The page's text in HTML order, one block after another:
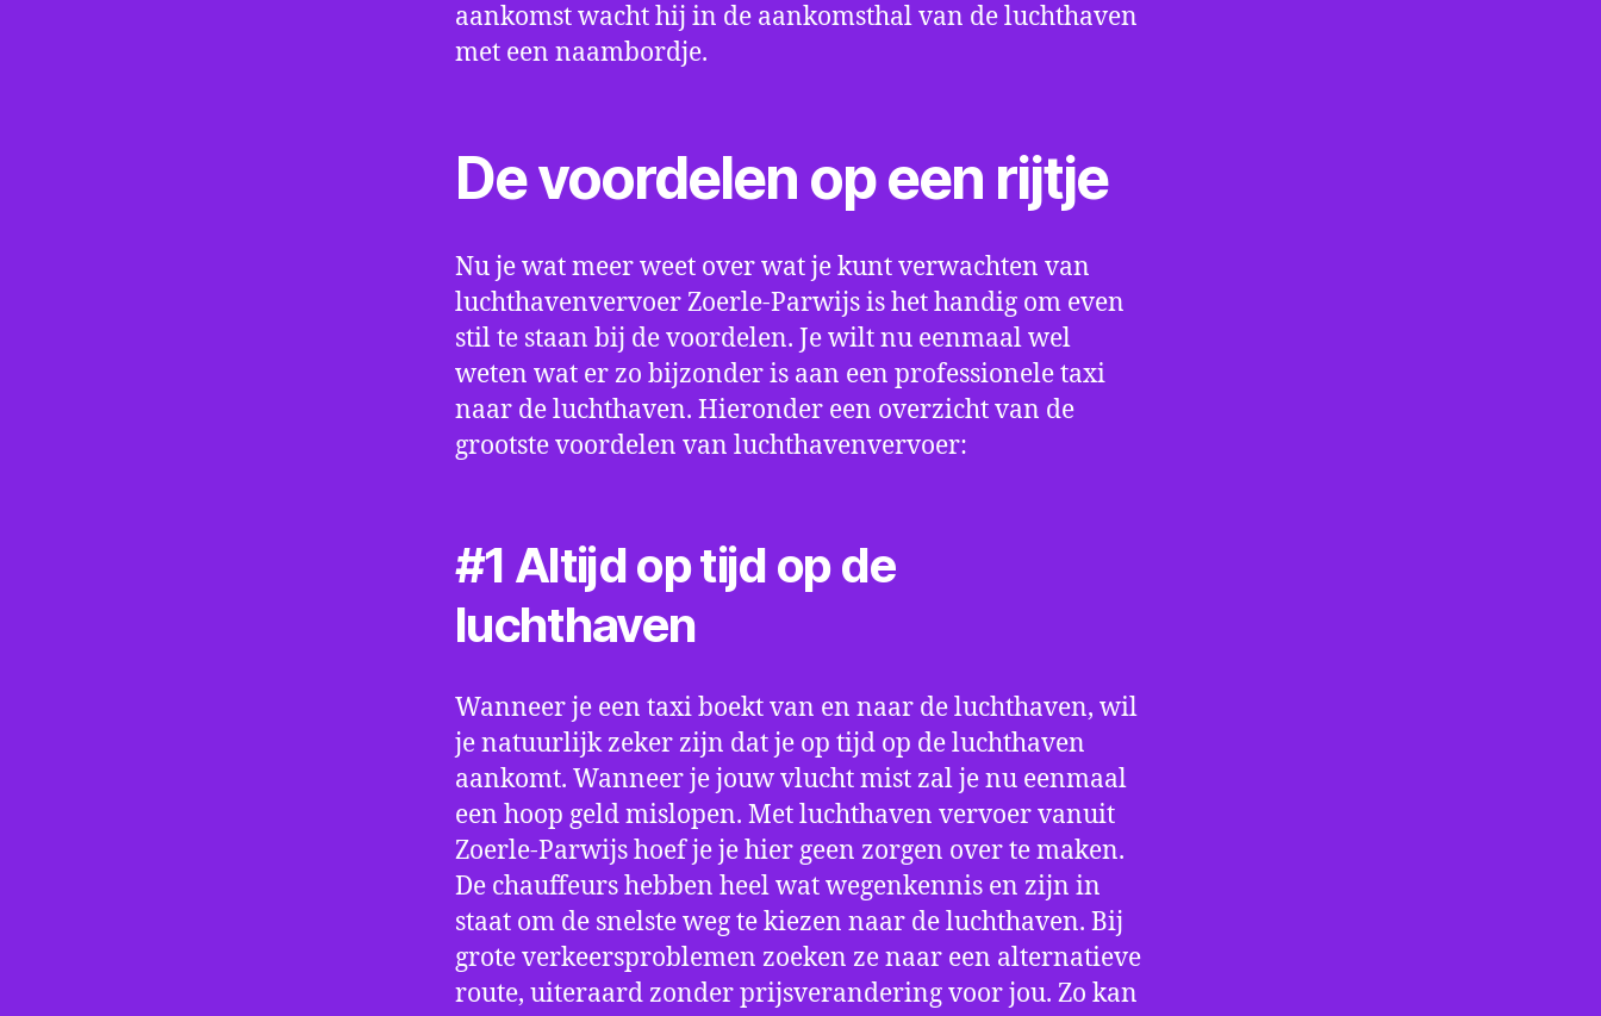
aankomst wacht hij in de aankomsthal van de luchthaven
met een naambordje.
De voordelen op een rijtje
Nu je wat meer weet over wat je kunt verwachten van
luchthavenvervoer Zoerle-Parwijs is het handig om even
stil te staan bij de voordelen. Je wilt nu eenmaal wel
weten wat er zo bijzonder is aan een professionele taxi
naar de luchthaven. Hieronder een overzicht van de
grootste voordelen van luchthavenvervoer:
#1 Altijd op tijd op de
luchthaven
Wanneer je een taxi boekt van en naar de luchthaven, wil
je natuurlijk zeker zijn dat je op tijd op de luchthaven
aankomt. Wanneer je jouw vlucht mist zal je nu eenmaal
een hoop geld mislopen. Met luchthaven vervoer vanuit
Zoerle-Parwijs hoef je je hier geen zorgen over te maken.
De chauffeurs hebben heel wat wegenkennis en zijn in
staat om de snelste weg te kiezen naar de luchthaven. Bij
grote verkeersproblemen zoeken ze naar een alternatieve
route, uiteraard zonder prijsverandering voor jou. Zo kan